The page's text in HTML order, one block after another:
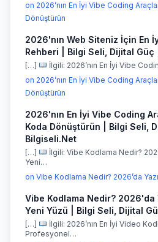
on 2026’nın En İyi Vibe Coding
Dönüştürün
2026'nın Web Siteniz İçin En
Rehberi | Bilgi Seli, Dijital
[…]
İlgili: 2026’nın En İyi Vibe
on 2026’nın En İyi Vibe Coding
Dönüştürün
2026'nın En İyi Vibe Coding
Koda Dönüştürün | Bilgi Seli,
Bilgiseli.Net
[…]
İlgili: Vibe Kodlama Nedir?
Yeni…
on Vibe Kodlama Nedir? 2026’da
Vibe Kodlama Nedir? 2026'da
Yeni Yüzü | Bilgi Seli, Dijital
[…]
İlgili: 2026’nın En İyi Video
Profesyonel…